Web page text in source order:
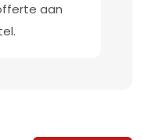
aan